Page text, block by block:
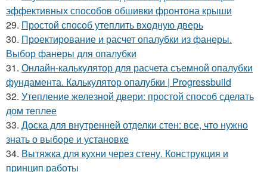
эффективных способов обшивки фронтона крыши
29. Простой способ утеплить входную дверь
30. Проектирование и расчет опалубки из фанеры.
Выбор фанеры для опалубки
31. Онлайн-калькулятор для расчета съемной опалубки
фундамента. Калькулятор опалубки | Progressbuild
32. Утепление железной двери: простой способ сделать
дом теплее
33. Доска для внутренней отделки стен: все, что нужно
знать о выборе и установке
34. Вытяжка для кухни через стену. Конструкция и
принцип работы